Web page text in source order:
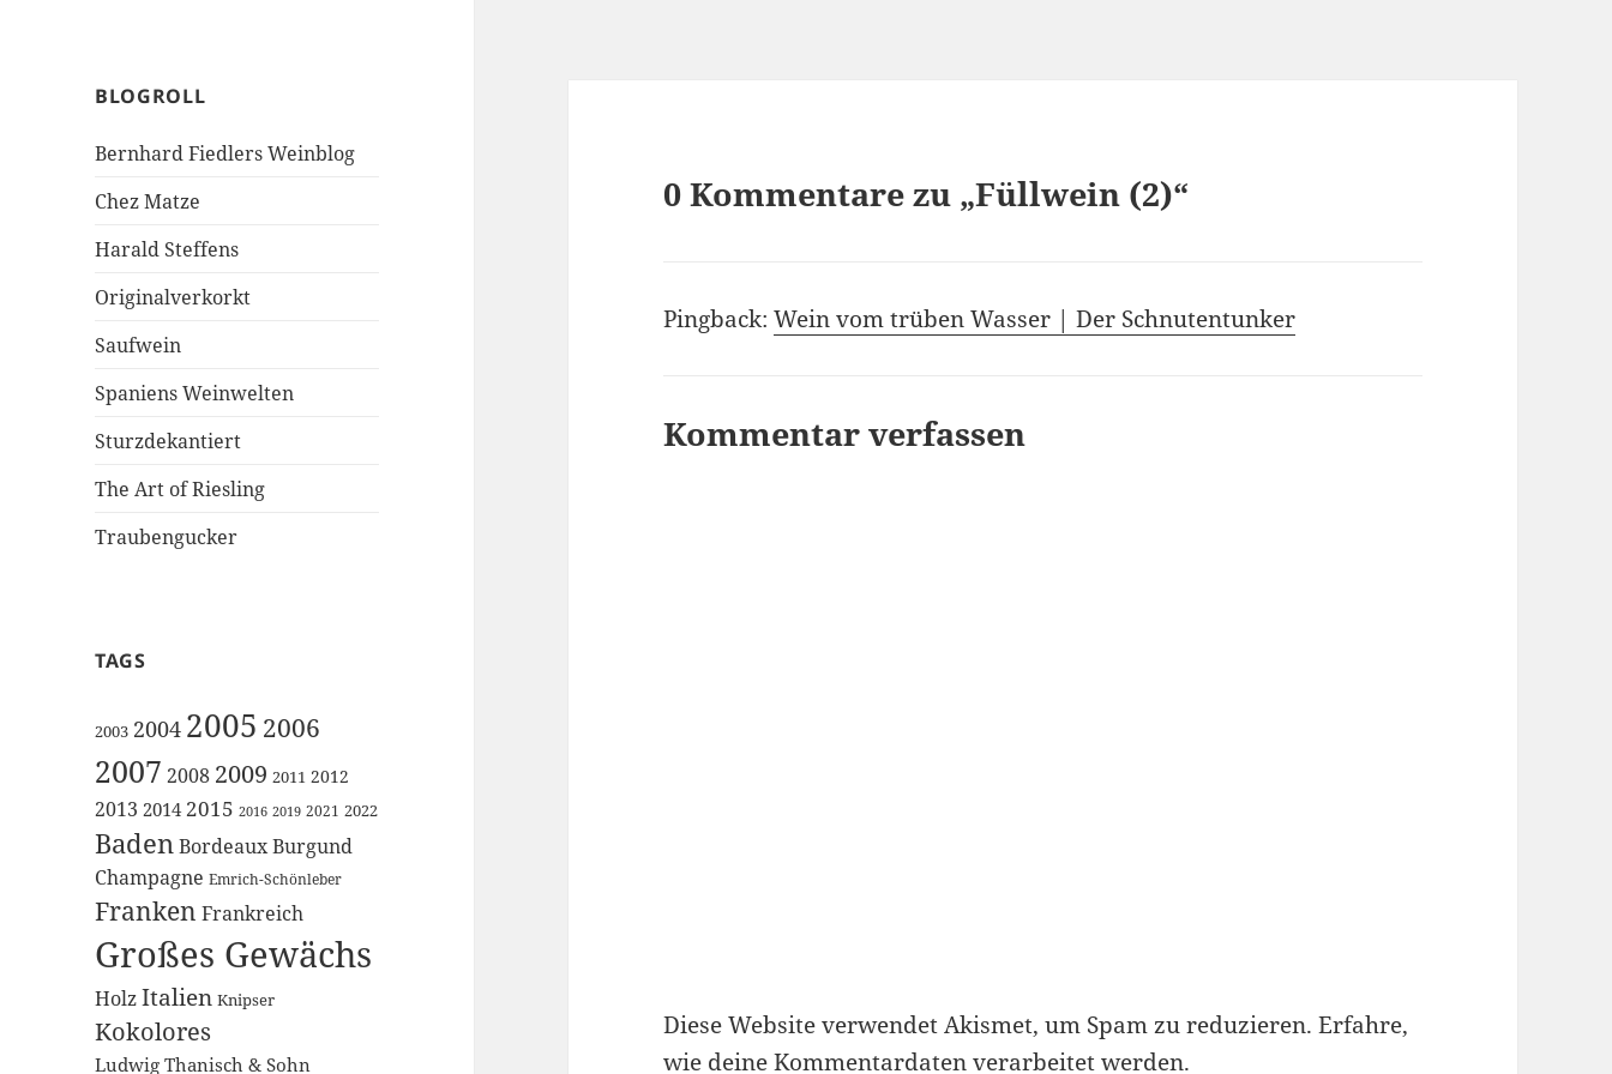
BLOGROLL
Bernhard Fiedlers Weinblog
Chez Matze
Harald Steffens
Originalverkorkt
Saufwein
Spaniens Weinwelten
Sturzdekantiert
The Art of Riesling
Traubengucker
TAGS
2003 2004 2005 2006
2007 2008 2009 2011 2012
2013 2014 2015 2016 2019 2021 2022
Baden BordeauxBurgund
Champagne Emrich-Schönleber
Franken Frankreich
Großes Gewächs
HolzItalien Knipser
Kokolores
Ludwig Thanisch & Sohn
0 Kommentare zu „Füllwein (2)“
Pingback:Wein vom trüben Wasser | Der Schnutentunker
Kommentar verfassen
Diese Website verwendet Akismet, um Spam zu reduzieren.Erfahre,
wie deine Kommentardaten verarbeitet werden.